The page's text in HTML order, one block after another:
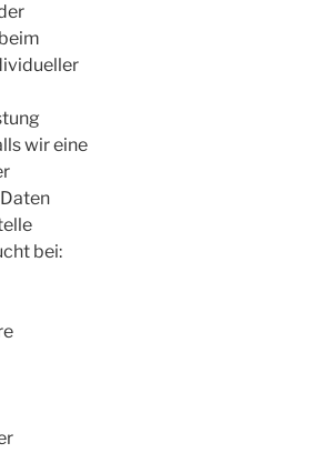
wir eine
bei: